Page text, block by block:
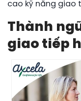
cao kỹ năng giao
Thành
giao tiếp